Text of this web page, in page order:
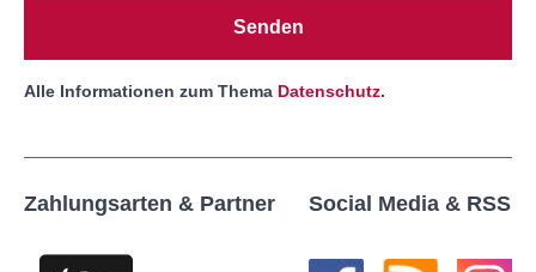
Senden
Alle Informationen zum Thema Datenschutz.
Zahlungsarten & Partner Social Media & RSS